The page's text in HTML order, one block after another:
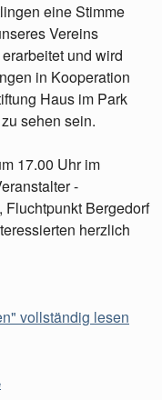
eine Stimme
Vereins
und wird
in Kooperation
Haus im Park
sehen sein.
17.00 Uhr im
-
Fluchtpunkt Bergedorf
herzlich
vollständig lesen